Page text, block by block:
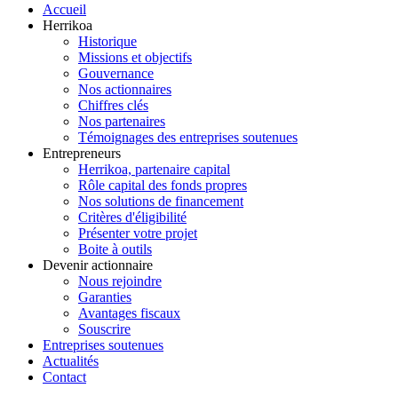
Accueil
Herrikoa
Historique
Missions et objectifs
Gouvernance
Nos actionnaires
Chiffres clés
Nos partenaires
Témoignages des entreprises soutenues
Entrepreneurs
Herrikoa, partenaire capital
Rôle capital des fonds propres
Nos solutions de financement
Critères d'éligibilité
Présenter votre projet
Boite à outils
Devenir actionnaire
Nous rejoindre
Garanties
Avantages fiscaux
Souscrire
Entreprises soutenues
Actualités
Contact